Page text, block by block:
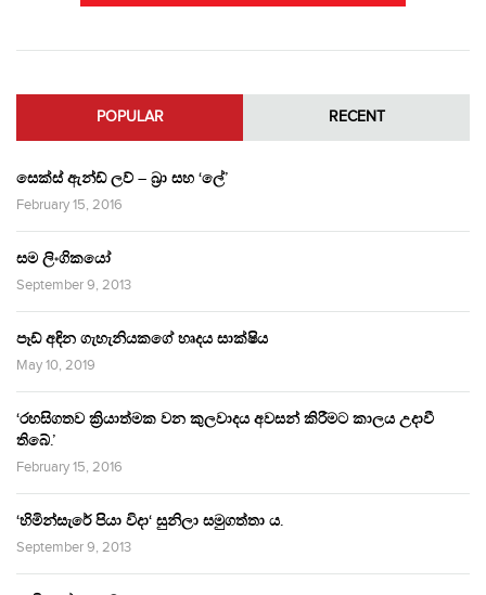
POPULAR RECENT
සෙක්ස් ඇන්ඩ් ලව් – බ්‍රා සහ ‘ලේ’
February 15, 2016
සම ලිංගිකයෝ
September 9, 2013
පෑඩ් අඳින ගැහැනියකගේ හෘදය සාක්ෂිය
May 10, 2019
‘රහසිගතව ක්‍රියාත්මක වන කුලවාදය අවසන් කිරීමට කාලය උදාවී
තිබේ.’
February 15, 2016
‘හිමින්සැරේ පියා විදා‘ සුනිලා සමුගත්තා ය.
September 9, 2013